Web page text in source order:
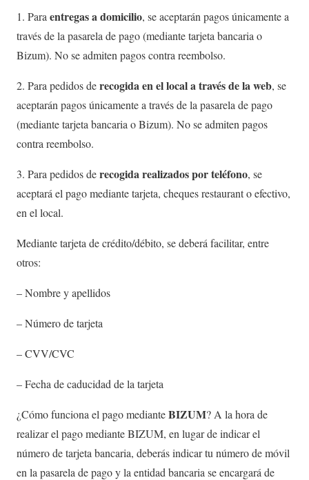
1. Para entregas a domicilio, se aceptarán pagos únicamente a
través de la pasarela de pago (mediante tarjeta bancaria o
Bizum). No se admiten pagos contra reembolso.
2. Para pedidos derecogida en el local a través de la web, se
aceptarán pagos únicamente a través de la pasarela de pago
(mediante tarjeta bancaria o Bizum). No se admiten pagos
contra reembolso.
3. Para pedidos derecogida realizados por teléfono, se
aceptará el pago mediante tarjeta, cheques restaurant o efectivo,
en el local.
Mediante tarjeta de crédito/débito, se deberá facilitar, entre
otros:
– Nombre y apellidos
– Número de tarjeta
– CVV/CVC
– Fecha de caducidad de la tarjeta
¿Cómo funciona el pago medianteBIZUM? A la hora de
realizar el pago mediante BIZUM, en lugar de indicar el
número de tarjeta bancaria, deberás indicar tu número de móvil
en la pasarela de pago y la entidad bancaria se encargará de